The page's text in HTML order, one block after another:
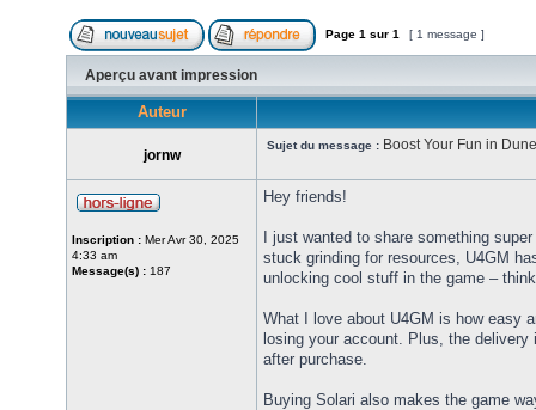
Page 1 sur 1 [ 1 message ]
Aperçu avant impression
Auteur
jornw
Sujet du message : Boost Your Fun in
Inscription : Mer Avr 30, 2025
4:33 am
Message(s) : 187
Hey friends!
I just wanted to share something
stuck grinding for resources, U4GM
unlocking cool stuff in the game –
What I love about U4GM is how easy
losing your account. Plus, the
after purchase.
Buying Solari also makes the game